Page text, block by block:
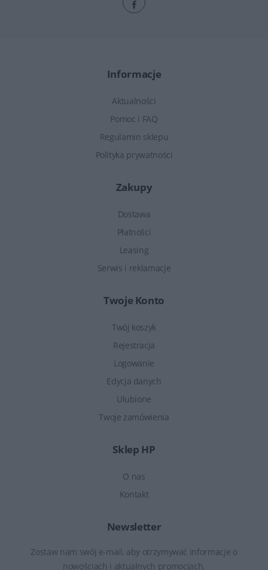
Informacje
Aktualności
Pomoc i FAQ
Regulamin sklepu
Polityka prywatności
Zakupy
Dostawa
Płatności
Leasing
Serwis i reklamacje
Twoje Konto
Twój koszyk
Rejestracja
Logowanie
Edycja danych
Ulubione
Twoje zamówienia
Sklep HP
O nas
Kontakt
Newsletter
Zostaw nam swój e-mail, aby otrzymywać informacje o
nowościach i aktualnych promocjach.